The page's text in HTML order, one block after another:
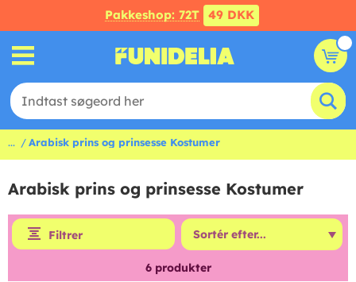
Pakkeshop: 72T 49 DKK
... Arabisk prins og prinsesse Kostumer
Arabisk prins og prinsesse Kostumer
Filtrer
6produkter